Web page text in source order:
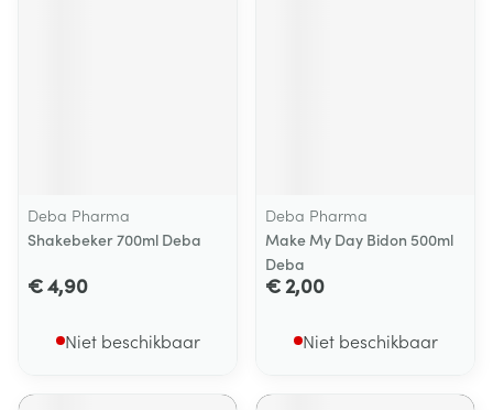
Deba Pharma
Shakebeker 700ml Deba
€ 4,90
Niet beschikbaar
Deba Pharma
Make My Day Bidon 500ml
Deba
€ 2,00
Niet beschikbaar